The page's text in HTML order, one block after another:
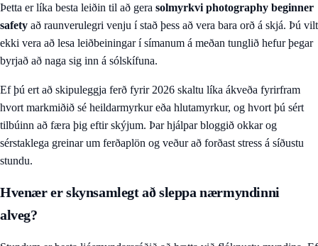
Þetta er líka besta leiðin til að gera solmyrkvi photography beginner
safety að raunverulegri venju í stað þess að vera bara orð á skjá. Þú vilt
ekki vera að lesa leiðbeiningar í símanum á meðan tunglið hefur þegar
byrjað að naga sig inn á sólskífuna.
Ef þú ert að skipuleggja ferð fyrir 2026 skaltu líka ákveða fyrirfram
hvort markmiðið sé heildarmyrkur eða hlutamyrkur, og hvort þú sért
tilbúinn að færa þig eftir skýjum. Þar hjálparbloggið okkarog
sérstaklega greinar um ferðaplön og veður að forðast stress á síðustu
stundu.
Hvenær er skynsamlegt að sleppa nærmyndinni
alveg?